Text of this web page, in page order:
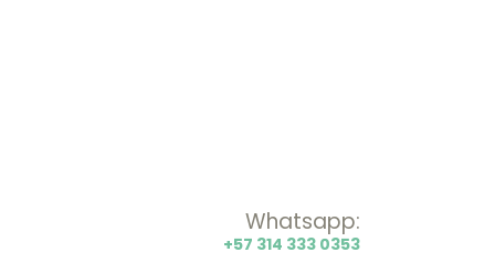
Whatsapp:
+57 314 333 0353